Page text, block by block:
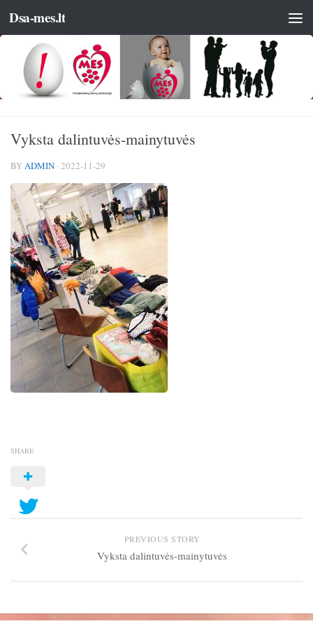
Dsa-mes.lt
Vyksta dalintuvės-mainytuvės
BYADMIN · 2022-11-29
SHARE
PREVIOUS STORY
Vyksta dalintuvės-mainytuvės